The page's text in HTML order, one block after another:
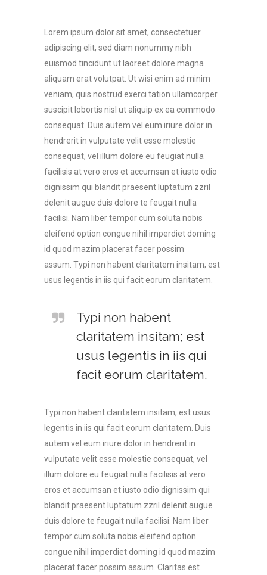
Lorem ipsum dolor sit amet, consectetuer
adipiscing elit, sed diam nonummy nibh
euismod tincidunt ut laoreet dolore magna
aliquam erat volutpat. Ut wisi enim ad minim
veniam, quis nostrud exerci tation ullamcorper
suscipit lobortis nisl ut aliquip ex ea commodo
consequat. Duis autem vel eum iriure dolor in
hendrerit in vulputate velit esse molestie
consequat, vel illum dolore eu feugiat nulla
facilisis at vero eros et accumsan et iusto odio
dignissim qui blandit praesent luptatum zzril
delenit augue duis dolore te feugait nulla
facilisi. Nam liber tempor cum soluta nobis
eleifend option congue nihil imperdiet doming
id quod mazim placerat facer possim
assum. Typi non habent claritatem insitam; est
usus legentis in iis qui facit eorum claritatem.
Typi non habent
claritatem insitam; est
usus legentis in iis qui
facit eorum claritatem.
Typi non habent claritatem insitam; est usus
legentis in iis qui facit eorum claritatem. Duis
autem vel eum iriure dolor in hendrerit in
vulputate velit esse molestie consequat, vel
illum dolore eu feugiat nulla facilisis at vero
eros et accumsan et iusto odio dignissim qui
blandit praesent luptatum zzril delenit augue
duis dolore te feugait nulla facilisi. Nam liber
tempor cum soluta nobis eleifend option
congue nihil imperdiet doming id quod mazim
placerat facer possim assum. Claritas est